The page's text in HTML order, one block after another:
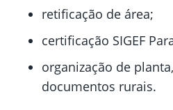
retificação de área;
certificação SIGEF
organização de
documentos rurais.